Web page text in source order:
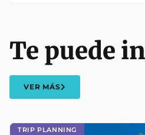
TRIP PLANNING
Te puede
VER MÁS